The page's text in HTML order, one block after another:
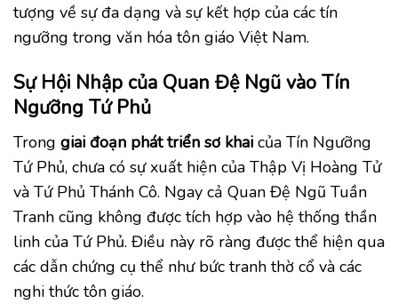
tượng về sự đa dạng và sự kết hợp của các tín
ngưỡng trong văn hóa tôn giáo Việt Nam.
Sự Hội Nhập của Quan Đệ Ngũ vào Tín
Ngưỡng Tứ Phủ
Trong giai đoạn phát triển sơ khai của Tín Ngưỡng
Tứ Phủ, chưa có sự xuất hiện của Thập Vị Hoàng Tử
và Tứ Phủ Thánh Cô. Ngay cả Quan Đệ Ngũ Tuần
Tranh cũng không được tích hợp vào hệ thống thần
linh của Tứ Phủ. Điều này rõ ràng được thể hiện qua
các dẫn chứng cụ thể như bức tranh thờ cổ và các
nghi thức tôn giáo.